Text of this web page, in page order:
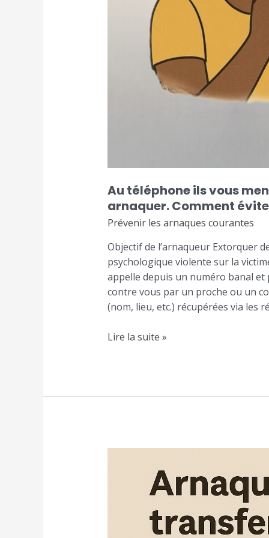
Au téléphone ils vous
arnaquer. Comment
Prévenir les arnaques courantes
Objectif de l’arnaqueur Extorquer
psychologique violente sur la
appelle depuis un numéro banal
contre vous par un proche ou un
(nom, lieu, etc.) récupérées via les
Lire la suite »